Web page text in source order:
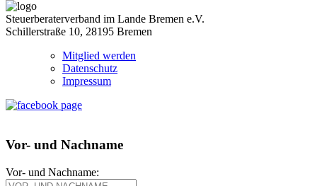
Steuerberaterverband im Lande Bremen e.V.
Schillerstraße 10, 28195 Bremen
Mitglied werden
Datenschutz
Impressum
Vor- und Nachname
Vor- und Nachname: